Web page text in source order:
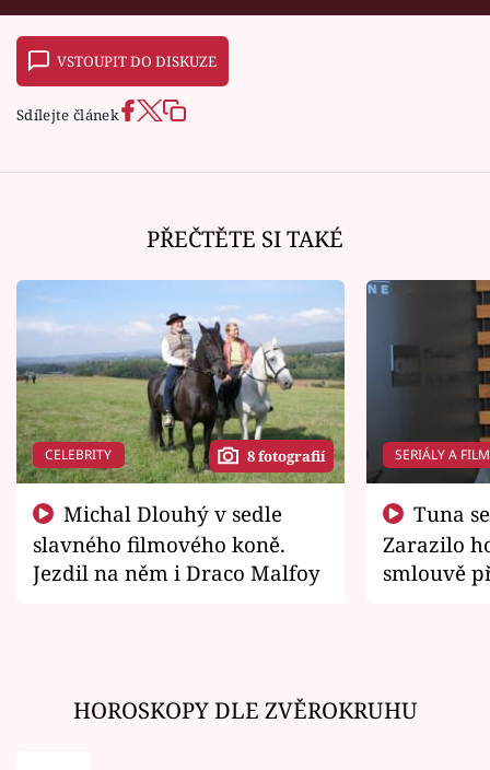
VSTOUPIT DO DISKUZE
Sdílejte článek
PŘEČTĚTE SI TAKÉ
CELEBRITY 8 fotografií
slavného filmového koně.
Jezdil na něm i Draco Malfoy
SERIÁLY A
Zarazilo
smlouvě
HOROSKOPY DLE ZVĚROKRUHU